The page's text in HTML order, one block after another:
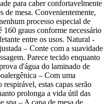
para caber confortavelmente
de mesa. Convenientemente,
processo especial de
160 graus conforme necessário
entre os usos. Natural -
– Conte com a suavidade
Parece tecido enquanto
d'água do laminado de
– Com uma
estas capas serão
prolonga a vida útil das